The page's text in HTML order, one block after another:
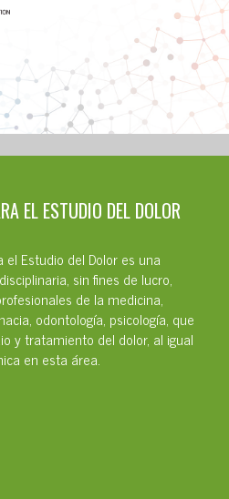
EL ESTUDIO DEL DOLOR
el Estudio del Dolor es una
sin fines de lucro,
de la medicina,
odontología, psicología, que
y tratamiento del dolor, al igual
en esta área.